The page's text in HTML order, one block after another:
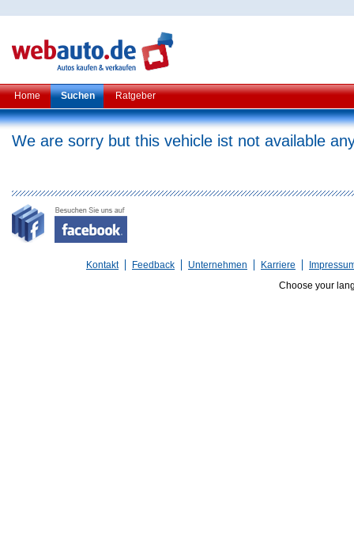
Home Suchen Ratgeber
We are sorry but this vehicle ist not available
Kontakt Feedback Unternehmen Karriere
Choose your